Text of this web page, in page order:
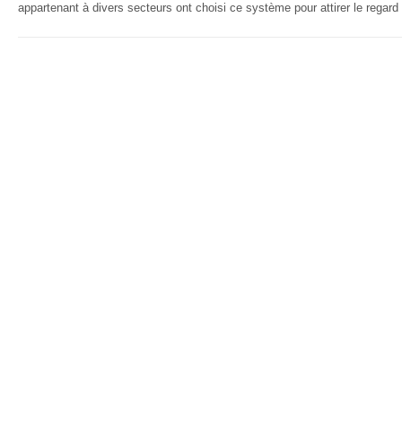
appartenant à divers secteurs ont choisi ce système pour attirer le